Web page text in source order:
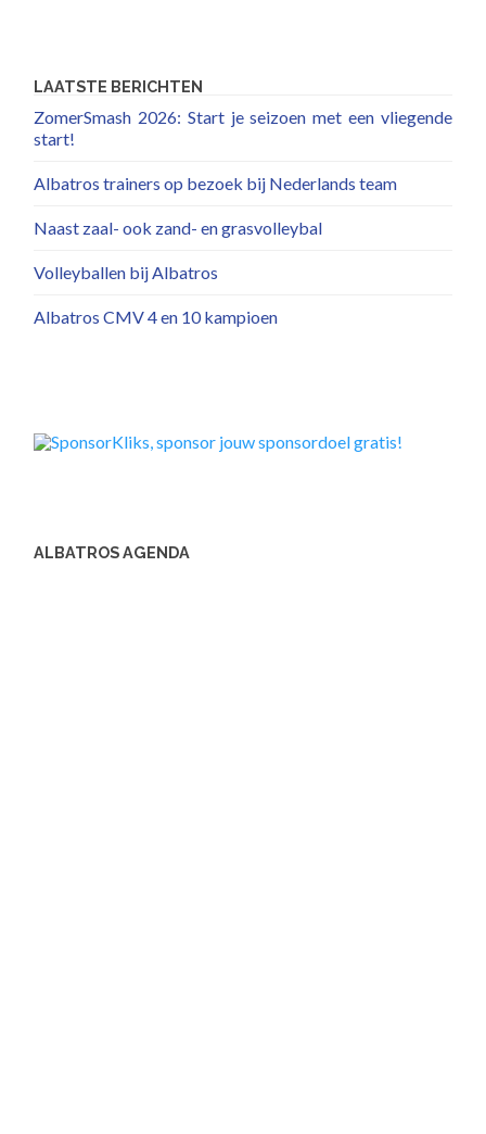
LAATSTE BERICHTEN
ZomerSmash 2026: Start je seizoen met een vliegende
start!
Albatros trainers op bezoek bij Nederlands team
Naast zaal- ook zand- en grasvolleybal
Volleyballen bij Albatros
Albatros CMV 4 en 10 kampioen
ALBATROS AGENDA